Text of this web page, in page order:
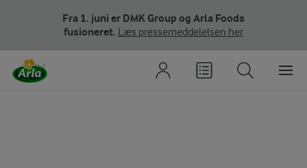
Fra 1. juni er DMK Group og Arla Foods
fusioneret. Læs pressemeddelelsen her